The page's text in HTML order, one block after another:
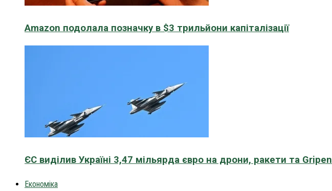
Amazon подолала позначку в $3 трильйони капіталізації
ЄС виділив Україні 3,47 мільярда євро на дрони, ракети та Gripen
Економіка